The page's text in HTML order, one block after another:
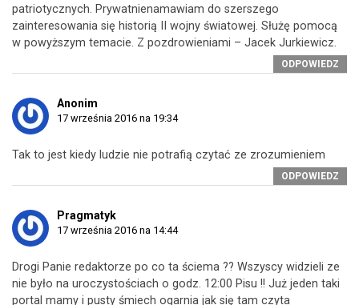
patriotycznych. Prywatnienamawiam do szerszego
zainteresowania się historią II wojny światowej. Służę pomocą
w powyższym temacie. Z pozdrowieniami – Jacek Jurkiewicz.
ODPOWIEDZ
Anonim
17 września 2016 na 19:34
Tak to jest kiedy ludzie nie potrafią czytać ze zrozumieniem
ODPOWIEDZ
Pragmatyk
17 września 2016 na 14:44
Drogi Panie redaktorze po co ta ściema ?? Wszyscy widzieli ze
nie było na uroczystościach o godz. 12:00 Pisu !! Już jeden taki
portal mamy i pusty śmiech ogarnia jak się tam czyta